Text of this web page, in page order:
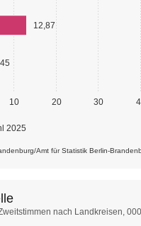
10 20 30
12,87
Amt für Statistik Berlin-
2025
nach Landkreisen,